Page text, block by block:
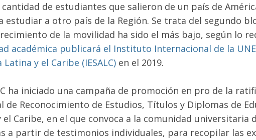
cantidad de estudiantes que salieron de un país de
estudiar a otro país de la Región. Se trata del segundo
de la movilidad ha sido el más bajo, según lo
académica publicará el Instituto Internacional de la
Latina y el Caribe (IESALC) en el 2019.
ha iniciado una campaña de promoción en pro de la
de Reconocimiento de Estudios, Títulos y Diplomas de
el Caribe, en el que convoca a la comunidad universitaria
a partir de testimonios individuales, para recopilar las